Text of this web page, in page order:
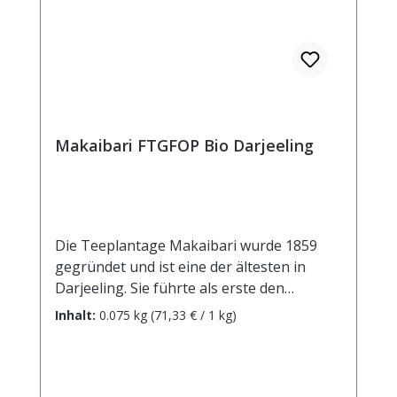
Makaibari FTGFOP Bio Darjeeling
Die Teeplantage Makaibari wurde 1859
gegründet und ist eine der ältesten in
Darjeeling. Sie führte als erste den
biologisch-dynamischen Teeanbau ein und
Inhalt: 0.075 kg (71,33 € / 1 kg)